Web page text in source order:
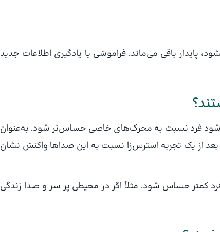
پایدار باقی می‌ماند. فراموشی یا یادگیری اطلاعات جدید
فرد نسبت به محرک‌های خاصی حساس‌تر شود. به‌عنوان
از یک تجربه استرس‌زا نسبت به این صداها واکنش نشان
کمتر حساس شود. مثلاً اگر در محیطی پر سر و صدا زندگی